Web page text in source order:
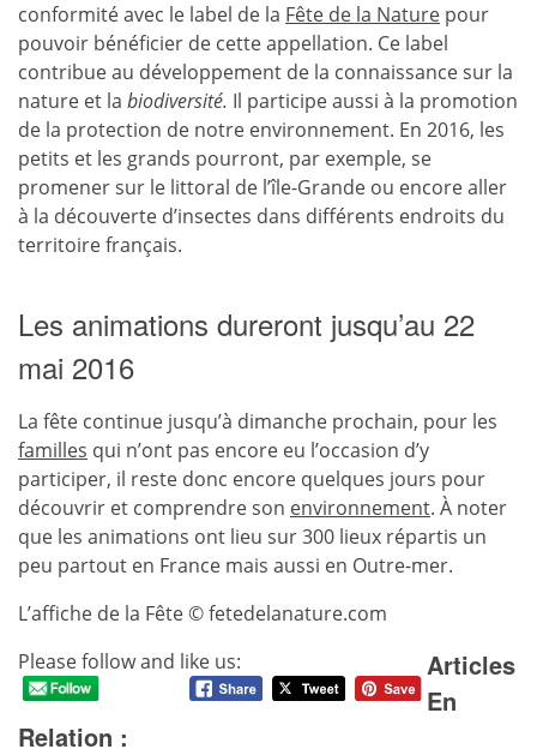
conformité avec le label de la Fête de la Nature pour
pouvoir bénéficier de cette appellation. Ce label
contribue au développement de la connaissance sur la
nature et la biodiversité. Il participe aussi à la promotion
de la protection de notre environnement. En 2016, les
petits et les grands pourront, par exemple, se
promener sur le littoral de l’île-Grande ou encore aller
à la découverte d’insectes dans différents endroits du
territoire français.
Les animations dureront jusqu’au 22
mai 2016
La fête continue jusqu’à dimanche prochain, pour les
familles qui n’ont pas encore eu l’occasion d’y
participer, il reste donc encore quelques jours pour
découvrir et comprendre son environnement. À noter
que les animations ont lieu sur 300 lieux répartis un
peu partout en France mais aussi en Outre-mer.
L’affiche de la Fête © fetedelanature.com
Please follow and like us:
Articles
En
Relation :